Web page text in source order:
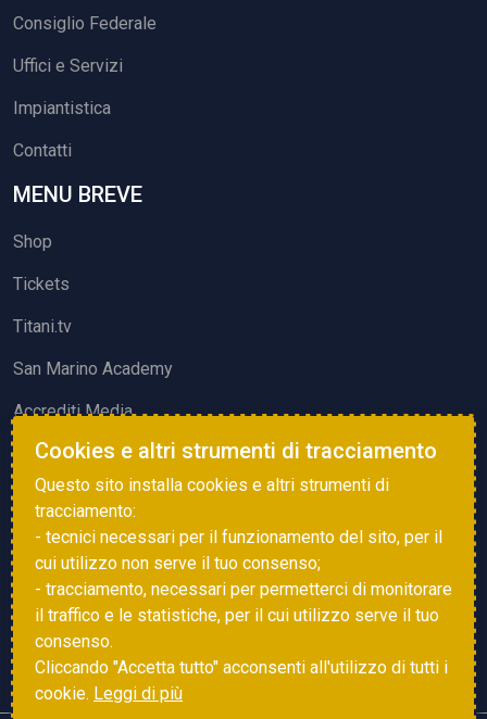
Consiglio Federale
Uffici e Servizi
Impiantistica
Contatti
MENU BREVE
Shop
Tickets
Titani.tv
San Marino Academy
Accrediti Media
ATTIVITÀ ED EVENTI
Squadre di Calcio
Associazione Sammarinese Arbitri
Vota gol e parata
Cookies e altri strumenti di tracciamento
Questo sito installa cookies e altri strumenti di
tracciamento:
- tecnici necessari per il funzionamento del sito, per il
cui utilizzo non serve il tuo consenso;
- tracciamento, necessari per permetterci di monitorare
il traffico e le statistiche, per il cui utilizzo serve il tuo
consenso.
Cliccando "Accetta tutto" acconsenti all'utilizzo di tutti i
cookie. Leggi di più